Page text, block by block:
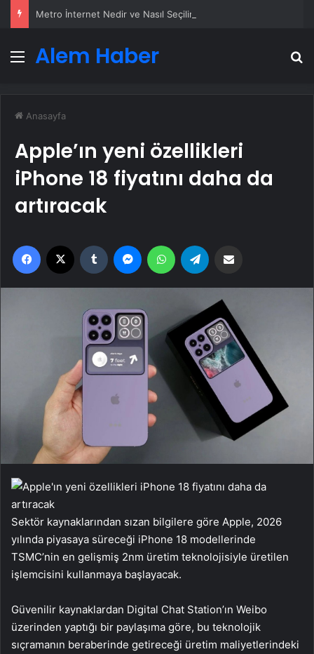
Metro İnternet Nedir ve Nasıl Seçilir
MenüAlem Haber
Anasayfa
Apple’ın yeni özellikleri
iPhone 18 fiyatını daha da
artıracak
Facebook Tumblr MessengerWhatsApp
Sektör kaynaklarından sızan bilgilere göre Apple, 2026
yılında piyasaya süreceği iPhone 18 modellerinde
TSMC’nin en gelişmiş 2nm üretim teknolojisiyle üretilen
işlemcisini kullanmaya başlayacak.
Güvenilir kaynaklardan Digital Chat Station’ın Weibo
üzerinden yaptığı bir paylaşıma göre, bu teknolojik
sıçramanın beraberinde getireceği üretim maliyetlerindeki